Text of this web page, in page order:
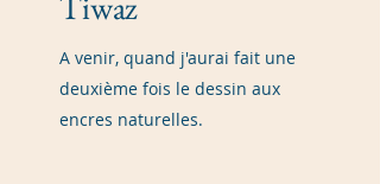
A venir, quand j'aurai fait une
deuxième fois le dessin aux
encres naturelles.